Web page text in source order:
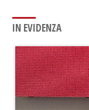
IN EVIDENZA